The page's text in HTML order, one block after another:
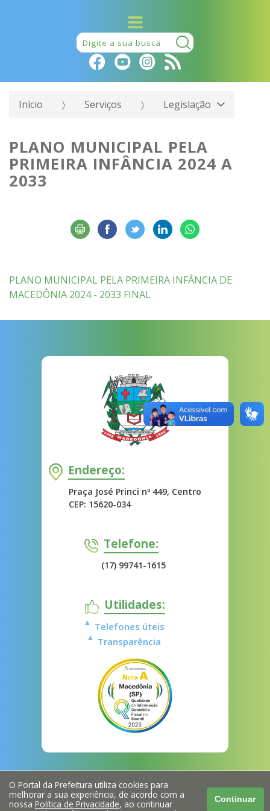
Pesquisar:
Início Serviços Legislação
PLANO MUNICIPAL PELA
PRIMEIRA INFÂNCIA 2024 A
2033
PLANO MUNICIPAL PELA PRIMEIRA INFÂNCIA DE
MACEDÔNIA 2024 - 2033 FINAL
Endereço:
Praça José Princi nº 449, Centro
CEP: 15620-034
Telefone:
(17) 99741-1615
Utilidades:
Telefones úteis
Transparência
O Portal da Prefeitura utiliza cookies para
melhorar a sua experiência, de acordo com a
nossa Política de Privacidade, ao continuar
Continuar